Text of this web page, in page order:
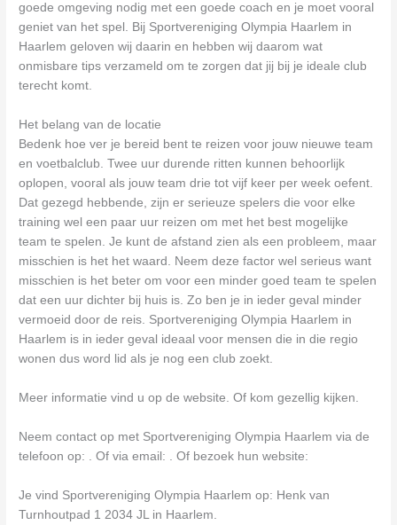
goede omgeving nodig met een goede coach en je moet vooral
geniet van het spel. Bij Sportvereniging Olympia Haarlem in
Haarlem geloven wij daarin en hebben wij daarom wat
onmisbare tips verzameld om te zorgen dat jij bij je ideale club
terecht komt.
Het belang van de locatie
Bedenk hoe ver je bereid bent te reizen voor jouw nieuwe team
en voetbalclub. Twee uur durende ritten kunnen behoorlijk
oplopen, vooral als jouw team drie tot vijf keer per week oefent.
Dat gezegd hebbende, zijn er serieuze spelers die voor elke
training wel een paar uur reizen om met het best mogelijke
team te spelen. Je kunt de afstand zien als een probleem, maar
misschien is het het waard. Neem deze factor wel serieus want
misschien is het beter om voor een minder goed team te spelen
dat een uur dichter bij huis is. Zo ben je in ieder geval minder
vermoeid door de reis. Sportvereniging Olympia Haarlem in
Haarlem is in ieder geval ideaal voor mensen die in die regio
wonen dus word lid als je nog een club zoekt.
Meer informatie vind u op de website. Of kom gezellig kijken.
Neem contact op met Sportvereniging Olympia Haarlem via de
telefoon op: . Of via email:
. Of bezoek hun website:
Je vind Sportvereniging Olympia Haarlem op: Henk van
Turnhoutpad 1 2034 JL in Haarlem.